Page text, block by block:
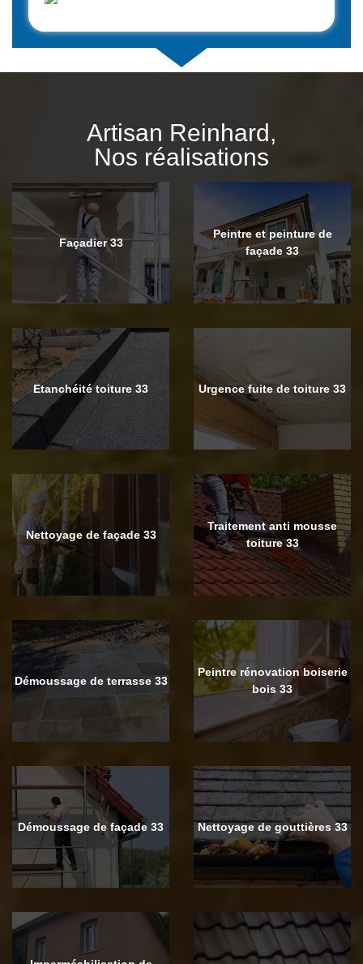
Artisan Reinhard,
Nos réalisations
Façadier 33
Peintre et peinture de
façade 33
Etanchéité toiture 33 Urgence fuite de toiture 33
Nettoyage de façade 33
Traitement anti mousse
toiture 33
Démoussage de terrasse 33
Peintre rénovation boiserie
bois 33
Démoussage de façade 33 Nettoyage de gouttières 33